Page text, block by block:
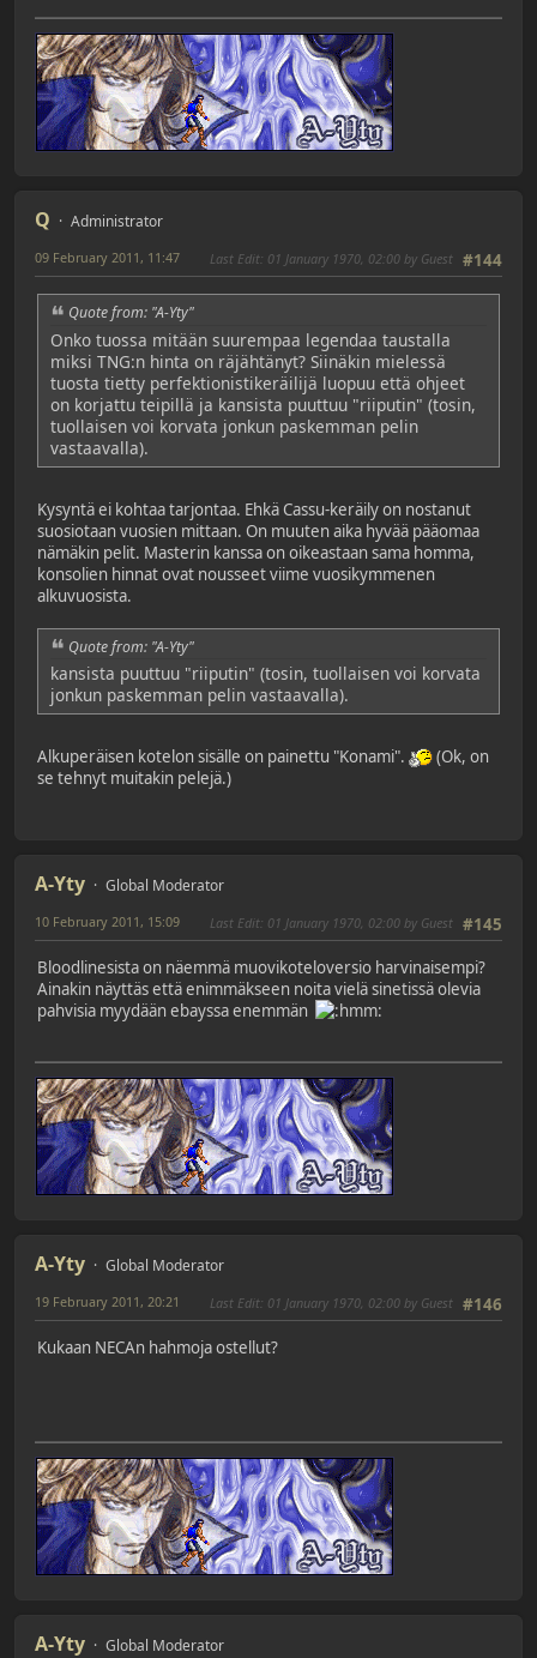
Q Administrator
#144
09 February 2011, 11:47 Last Edit: 01 January 1970, 02:00 by Guest
Quote from: "A-Yty"
Onko tuossa mitään suurempaa legendaa taustalla
miksi TNG:n hinta on räjähtänyt? Siinäkin mielessä
tuosta tietty perfektionistikeräilijä luopuu että ohjeet
on korjattu teipillä ja kansista puuttuu "riiputin" (tosin,
tuollaisen voi korvata jonkun paskemman pelin
vastaavalla).
Kysyntä ei kohtaa tarjontaa. Ehkä Cassu-keräily on nostanut
suosiotaan vuosien mittaan. On muuten aika hyvää pääomaa
nämäkin pelit. Masterin kanssa on oikeastaan sama homma,
konsolien hinnat ovat nousseet viime vuosikymmenen
alkuvuosista.
Quote from: "A-Yty"
kansista puuttuu "riiputin" (tosin, tuollaisen voi korvata
jonkun paskemman pelin vastaavalla).
Alkuperäisen kotelon sisälle on painettu "Konami".
(Ok, on
se tehnyt muitakin pelejä.)
A-Yty Global Moderator
#145
10 February 2011, 15:09 Last Edit: 01 January 1970, 02:00 by Guest
Bloodlinesista on näemmä muovikoteloversio harvinaisempi?
Ainakin näyttäs että enimmäkseen noita vielä sinetissä olevia
pahvisia myydään ebayssa enemmän
A-Yty Global Moderator
#146
19 February 2011, 20:21 Last Edit: 01 January 1970, 02:00 by Guest
Kukaan NECAn hahmoja ostellut?
A-Yty Global Moderator